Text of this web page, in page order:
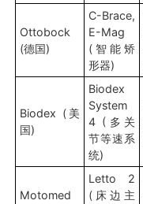
Ottobock
(德国)
C-Brace,
E-Mag
(智能矫
形器)
Biodex (美
国)
Biodex
System
4 (多关
节等速系
统)
Motomed
Letto 2
(床边主